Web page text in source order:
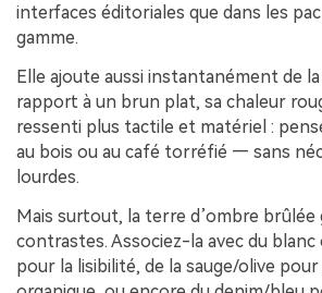
interfaces éditoriales que dans les
gamme.
Elle ajoute aussi instantanément de
rapport à un brun plat, sa chaleur
ressenti plus tactile et matériel :
au bois ou au café torréfié — sans
lourdes.
Mais surtout, la terre d’ombre brûlée
contrastes. Associez-la avec du blanc
pour la lisibilité, de la sauge/olive